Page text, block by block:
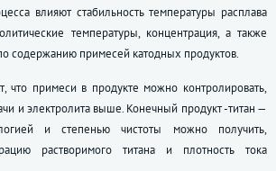
влияют стабильность температуры расплава
температуры, концентрация, а также
содержанию примесей катодных продуктов.
что примеси в продукте можно контролировать,
и электролита выше. Конечный продукт -титан —
и степенью чистоты можно получить,
растворимого титана и плотность тока